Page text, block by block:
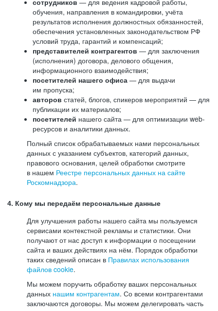
сотрудников — для ведения кадровой работы,
обучения, направления в командировки, учёта
результатов исполнения должностных обязанностей,
обеспечения установленных законодательством РФ
условий труда, гарантий и компенсаций;
представителей контрагентов — для заключения
(исполнения) договора, делового общения,
информационного взаимодействия;
посетителей нашего офиса — для выдачи
им пропуска;
авторов статей, блогов, спикеров мероприятий — для
публикации их материалов;
посетителей нашего сайта — для оптимизации web-
ресурсов и аналитики данных.
Полный список обрабатываемых нами персональных
данных с указанием субъектов, категорий данных,
правового основания, целей обработки смотрите
в нашем Реестре персональных данных на сайте
Роскомнадзора.
4. Кому мы передаём персональные данные
Для улучшения работы нашего сайта мы пользуемся
сервисами контекстной рекламы и статистики. Они
получают от нас доступ к информации о посещении
сайта и ваших действиях на нём. Порядок обработки
таких сведений описан в Правилах использования
файлов cookie.
Мы можем поручить обработку ваших персональных
данных нашим контрагентам. Со всеми контрагентами
заключаются договоры. Мы можем делегировать часть